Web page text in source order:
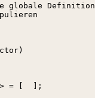
globale Definition
= [  ];